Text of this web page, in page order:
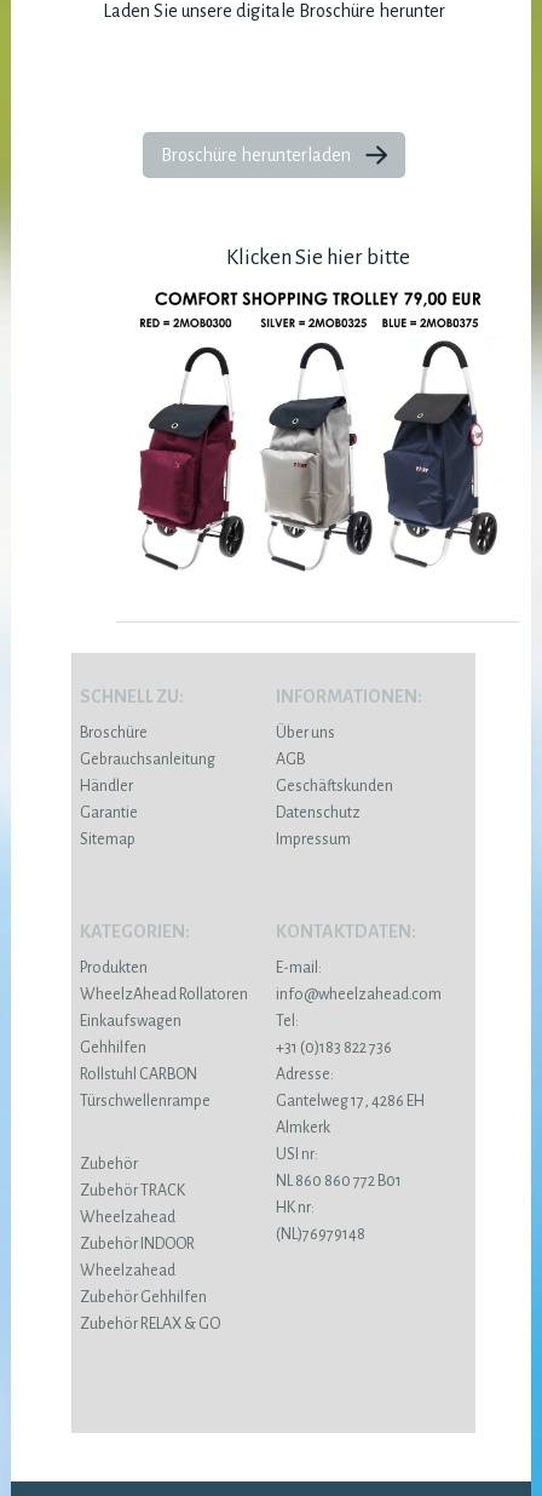
Laden Sie unsere digitale Broschüre herunter
Broschüre herunterladen
Klicken Sie hier bitte
SCHNELL ZU:
Broschüre
Gebrauchsanleitung
Händler
Garantie
Sitemap
INFORMATIONEN:
Über uns
AGB
Geschäftskunden
Datenschutz
Impressum
KATEGORIEN:
Produkten
WheelzAhead Rollatoren
Einkaufswagen
Gehhilfen
Rollstuhl CARBON
Türschwellenrampe
Zubehör
Zubehör TRACK
Wheelzahead
Zubehör INDOOR
Wheelzahead
Zubehör Gehhilfen
Zubehör RELAX & GO
KONTAKTDATEN:
E-mail:
info@wheelzahead.com
Tel:
+31 (0)183 822 736
Adresse:
Gantelweg 17, 4286 EH
Almkerk
USI nr:
NL 860 860 772 B01
HK nr:
(NL)76979148